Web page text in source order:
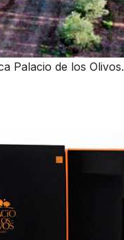
Palacio de los Olivos.